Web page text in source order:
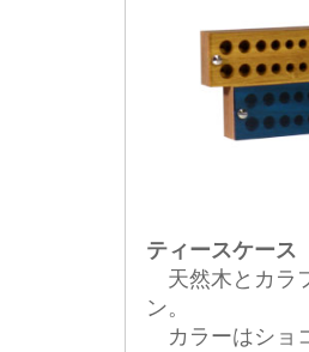
ティースケー
天然木とカラ
ン。
カラーはショ